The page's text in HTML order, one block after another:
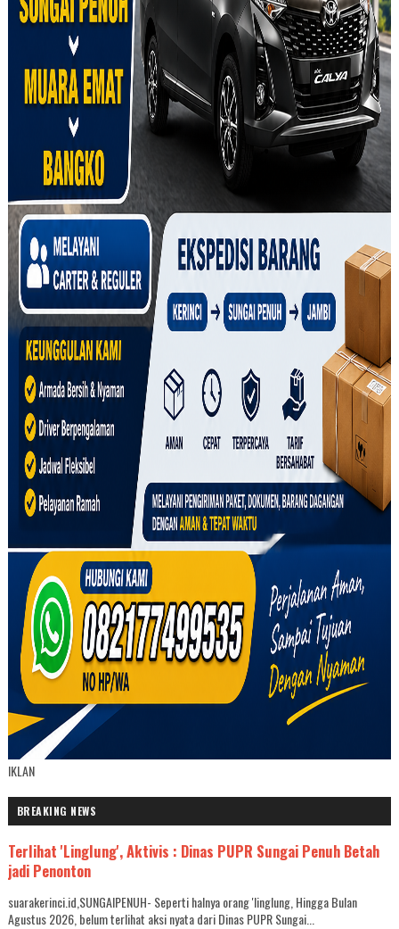
IKLAN
BREAKING NEWS
Terlihat 'Linglung', Aktivis : Dinas PUPR Sungai Penuh Betah
jadi Penonton
suarakerinci.id,SUNGAIPENUH- Seperti halnya orang 'linglung, Hingga Bulan
Agustus 2026, belum terlihat aksi nyata dari Dinas PUPR Sungai...